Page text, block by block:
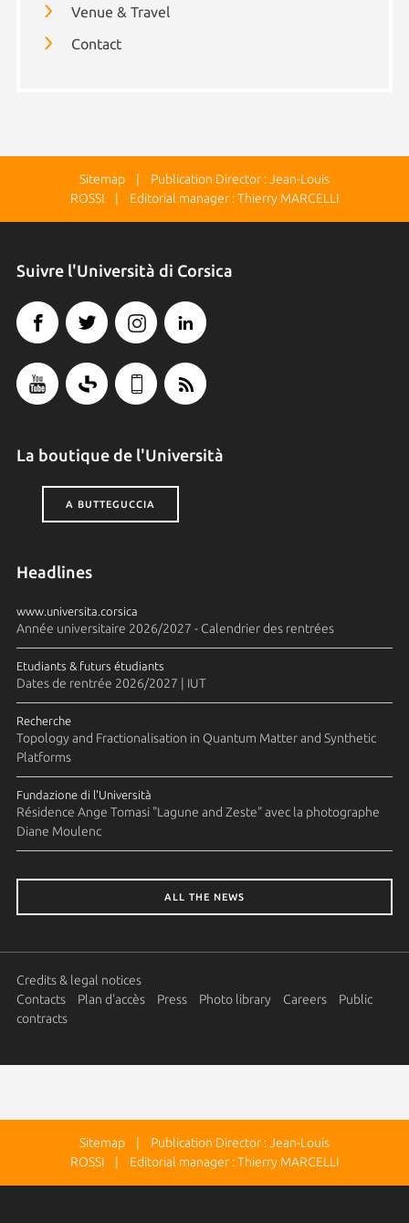
Venue & Travel
Contact
Sitemap | Publication Director : Jean-Louis
ROSSI | Editorial manager : Thierry MARCELLI
Suivre l'Università di Corsica
La boutique de l'Università
A BUTTEGUCCIA
Headlines
www.universita.corsica
Année universitaire 2026/2027 - Calendrier des rentrées
Etudiants & futurs étudiants
Dates de rentrée 2026/2027 | IUT
Recherche
Topology and Fractionalisation in Quantum Matter and Synthetic
Platforms
Fundazione di l'Università
Résidence Ange Tomasi "Lagune and Zeste" avec la photographe
Diane Moulenc
ALL THE NEWS
Credits & legal notices
Contacts
Plan d'accès Press Photo library Careers
Public
contracts
Sitemap | Publication Director : Jean-Louis
ROSSI | Editorial manager : Thierry MARCELLI